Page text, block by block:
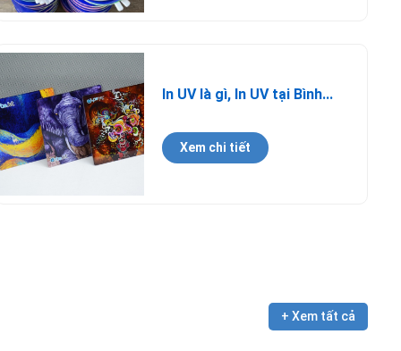
In UV là gì, In UV tại Bình...
Xem chi tiết
+ Xem tất cả